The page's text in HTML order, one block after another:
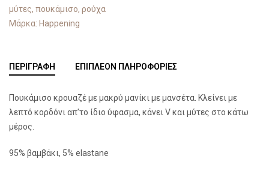
μύτες, πουκάμισο, ρούχα
Μάρκα: Happening
ΠΕΡΙΓΡΑΦΉ ΕΠΙΠΛΈΟΝ ΠΛΗΡΟΦΟΡΊΕΣ
Πουκάμισο κρουαζέ με μακρύ μανίκι με μανσέτα. Κλείνει με
λεπτό κορδόνι απ’το ίδιο ύφασμα, κάνει Vκαι μύτες στο κάτω
μέρος.
95% βαμβάκι, 5% elastane